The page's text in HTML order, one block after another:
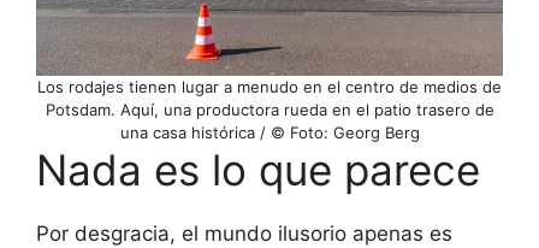
Los rodajes tienen lugar a menudo en el centro de medios de
Potsdam. Aquí, una productora rueda en el patio trasero de
una casa histórica / © Foto: Georg Berg
Nada es lo que parece
Por desgracia, el mundo ilusorio apenas es